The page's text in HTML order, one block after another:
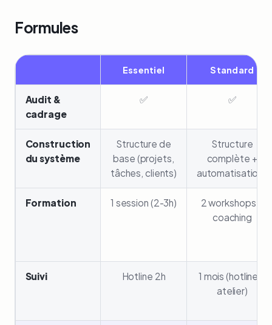
Formules
Essentiel Standard
Audit &
cadrage
✅ ✅
Construction
du système
Structure de
base (projets,
tâches, clients)
Structure
complète +
automatisations
Formation 1 session (2-3h)
2 workshops +
coaching
Suivi Hotline 2h
1 mois (hotline +
atelier)